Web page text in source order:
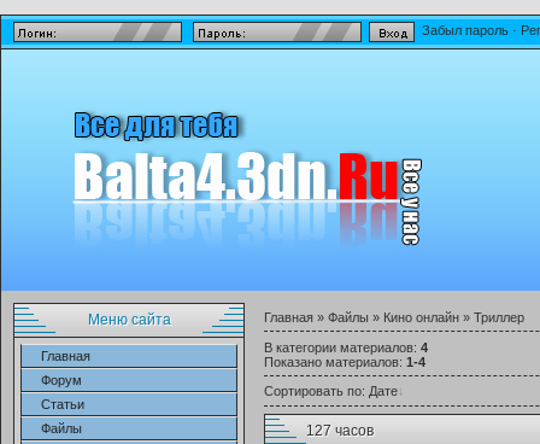
Забыл пароль ·
Меню сайта
Главная
Форум
Статьи
Файлы
Главная » Файлы » Кино онлайн » Триллер
В категории материалов: 4
Показано материалов: 1-4
Сортировать по: Дате
127 часов